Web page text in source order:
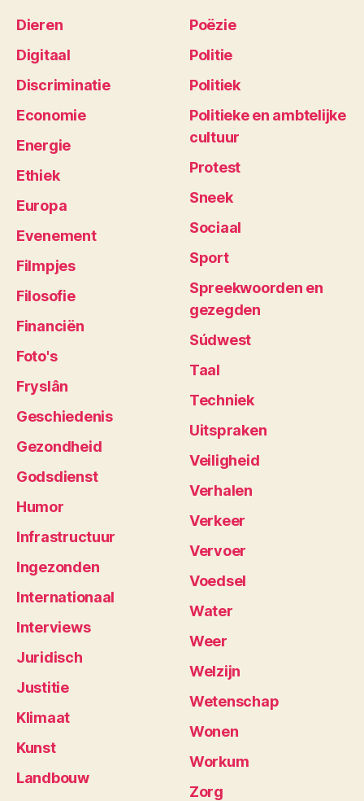
Dieren
Digitaal
Discriminatie
Economie
Energie
Ethiek
Europa
Evenement
Filmpjes
Filosofie
Financiën
Foto's
Fryslân
Geschiedenis
Gezondheid
Godsdienst
Humor
Infrastructuur
Ingezonden
Internationaal
Interviews
Juridisch
Justitie
Klimaat
Kunst
Landbouw
Poëzie
Politie
Politiek
Politieke en ambtelijke
cultuur
Protest
Sneek
Sociaal
Sport
Spreekwoorden en
gezegden
Súdwest
Taal
Techniek
Uitspraken
Veiligheid
Verhalen
Verkeer
Vervoer
Voedsel
Water
Weer
Welzijn
Wetenschap
Wonen
Workum
Zorg